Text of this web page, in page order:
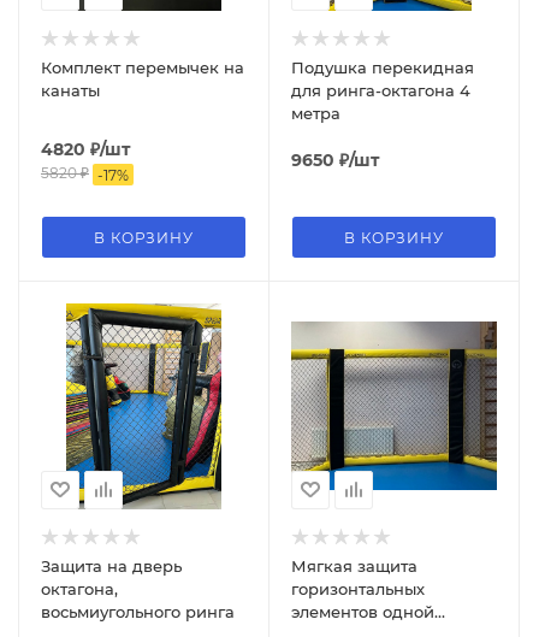
Комплект перемычек на
канаты
4820 ₽/шт
5820₽ -17%
В КОРЗИНУ
Подушка перекидная
для ринга-октагона 4
метра
9650 ₽/шт
В КОРЗИНУ
Защита на дверь
октагона,
восьмиугольного ринга
Мягкая защита
горизонтальных
элементов одной